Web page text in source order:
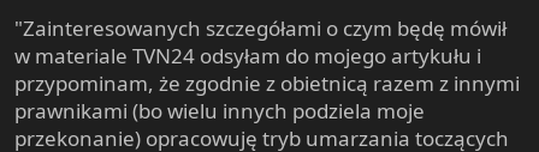
"Zainteresowanych szczegółami o czym będę mówił
w materiale TVN24 odsyłam do mojego artykułu i
przypominam, że zgodnie z obietnicą razem z innymi
prawnikami (bo wielu innych podziela moje
przekonanie) opracowuję tryb umarzania toczących